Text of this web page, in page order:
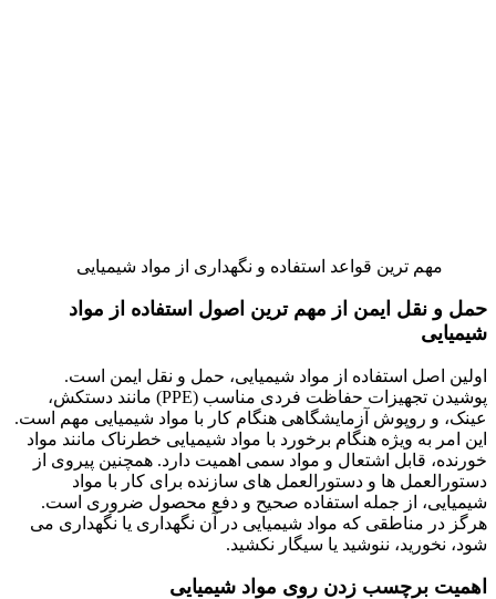
مهم ترین قواعد استفاده و نگهداری از مواد شیمیایی
حمل و نقل ایمن از مهم ترین اصول استفاده از مواد
شیمیایی
اولین اصل استفاده از مواد شیمیایی، حمل و نقل ایمن است.
پوشیدن تجهیزات حفاظت فردی مناسب (PPE) مانند دستکش،
عینک، و روپوش آزمایشگاهی هنگام کار با مواد شیمیایی مهم است.
این امر به ویژه هنگام برخورد با مواد شیمیایی خطرناک مانند مواد
خورنده، قابل اشتعال و مواد سمی اهمیت دارد. همچنین پیروی از
دستورالعمل ها و دستورالعمل های سازنده برای کار با مواد
شیمیایی، از جمله استفاده صحیح و دفع محصول ضروری است.
هرگز در مناطقی که مواد شیمیایی در آن نگهداری یا نگهداری می
شود، نخورید، ننوشید یا سیگار نکشید.
اهمیت برچسب زدن روی مواد شیمیایی